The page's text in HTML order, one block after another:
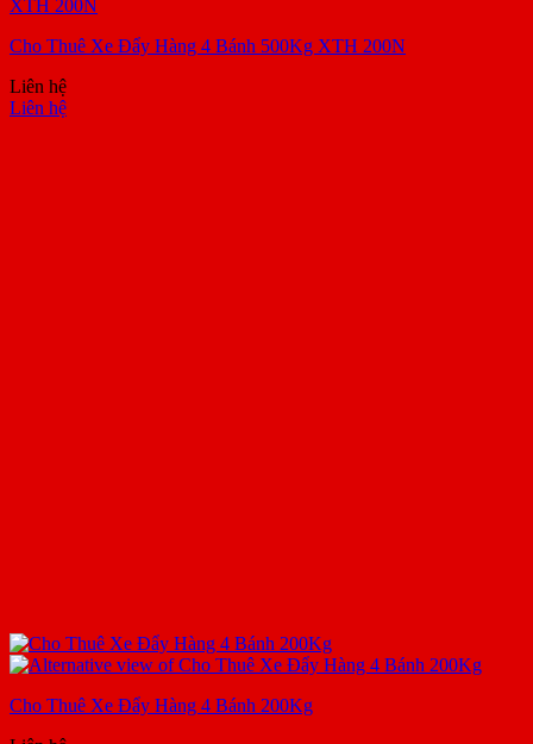
Cho Thuê Xe Đẩy Hàng 4 Bánh 500Kg XTH 200N
Liên hệ
Liên hệ
Cho Thuê Xe Đẩy Hàng 4 Bánh 200Kg